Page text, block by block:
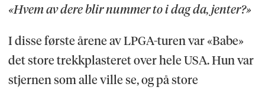
«Hvem av dere blir nummer to i dag da, jenter?»
I disse første årene av LPGA-turen var «Babe»
det store trekkplasteret over hele USA. Hun var
stjernen som alle ville se, og på store